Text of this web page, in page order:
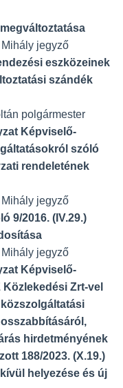
jegyző
eszközeinek
szándék
Képviselő-
szóló
rendeletének
jegyző
9/2016. (IV.29.)
jegyző
Képviselő-
Zrt-vel
hirdetményének
188/2023. (X.19.)
helyezése és új